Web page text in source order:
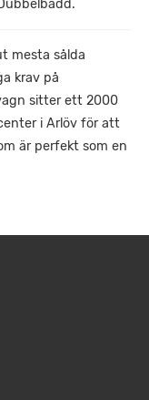
mesta sålda
krav på
sitter ett 2000
i Arlöv för att
är perfekt som en